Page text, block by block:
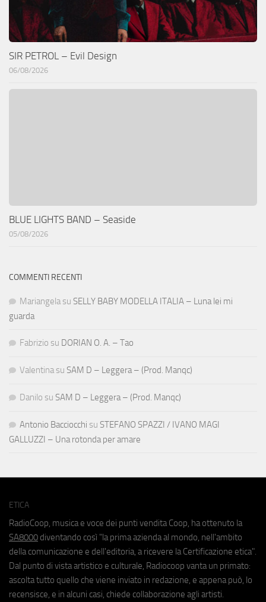
SIR PETROL – Evil Design
06/08/2026
BLUE LIGHTS BAND – Seaside
05/08/2026
COMMENTI RECENTI
Mariangela su SELLY BABY MODELLA ITALIA – Luna lei mi
guarda
Fabrizio su DORIAN O. A. – Tao
Valentina su SAM D – Leggera – (Prod. Manqc)
Danilo su SAM D – Leggera – (Prod. Manqc)
Antonio Bacciocchi su STEFANO SPAZZI / IVANO MAGI
GALLUZZI – Una rotonda per amare
ETICA
RadioCoop, musica e voce dei punti vendita Coop, ha ottenuto la
SA8000 diventando così "la prima azienda al mondo, nell'ambito
della comunicazione e dell'editoria, a ricevere la Certificazione etica".
Dal punto di vista artistico e culturale, Radiocoop vanta un primato:
ascolta tutto quello che viene inviato in redazione, e appena può, lo
recensisce, e in alcuni casi, chiede collaborazione agli artisti.